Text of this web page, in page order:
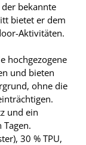
bekannte
bietet er dem
Aktivitäten.
hochgezogene
und bieten
ohne die
und ein
Tagen.
30 % TPU,